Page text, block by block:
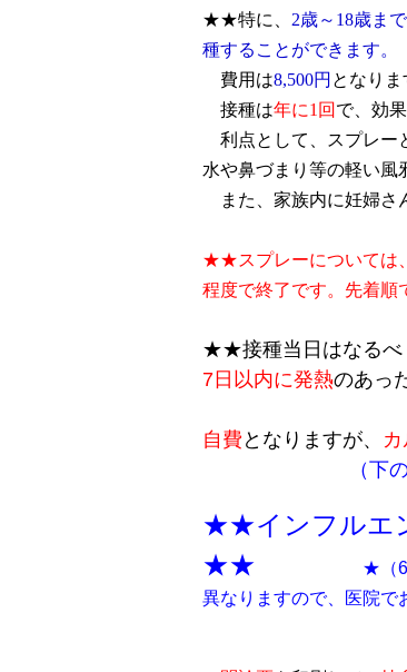
★★特に、 2歳～18歳ま
種することができます。
費用は8,500円 となりま
接種は年に1回 で、効
利点として、スプレー
水や鼻づまり等の軽い風
また、家族内に妊婦さ
★★スプレーについては
程度で終了です。先着
★★接種当日はなるべ
7日以内に発熱のあっ
（解
自費 となりますが、
（下の問診票
★★インフルエ
★★
★（
異なりますので、医院